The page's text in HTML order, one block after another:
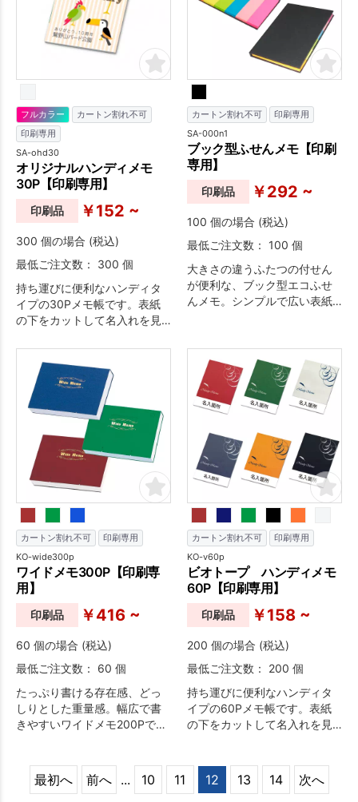
フルカラー
カートン割れ不可
印刷専用
SA-ohd30
オリジナルハンディメモ
30P【印刷専用】
印刷品 ￥152 ~
300 個の場合 (税込)
最低ご注文数： 300 個
持ち運びに便利なハンディタ
イプの30Pメモ帳です。表紙
の下をカットして名入れを見
ん、本文の罫線もデザイン自
由です。
カートン割れ不可 印刷専用
SA-000n1
ブック型ふせんメモ【印刷
専用】
印刷品 ￥292 ~
100 個の場合 (税込)
最低ご注文数： 100 個
大きさの違うふたつの付せん
が便利な、ブック型エコふせ
んメモ。シンプルで広い表紙
カートン割れ不可 印刷専用
KO-wide300p
ワイドメモ300P【印刷専
用】
印刷品 ￥416 ~
60 個の場合 (税込)
最低ご注文数： 60 個
たっぷり書ける存在感、どっ
しりとした重量感。幅広で書
きやすいワイドメモ200Pで
に会社のPRもばっちりです。
カートン割れ不可 印刷専用
KO-v60p
ビオトープ ハンディメモ
60P【印刷専用】
印刷品 ￥158 ~
200 個の場合 (税込)
最低ご注文数： 200 個
持ち運びに便利なハンディタ
イプの60Pメモ帳です。表紙
の下をカットして名入れを見
由です。
最初へ 前へ ... 10 11 12 13 14 次へ